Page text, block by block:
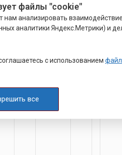
файлы "cookie"
нам анализировать
аналитики Яндекс.Метрики) и
с использованием
все